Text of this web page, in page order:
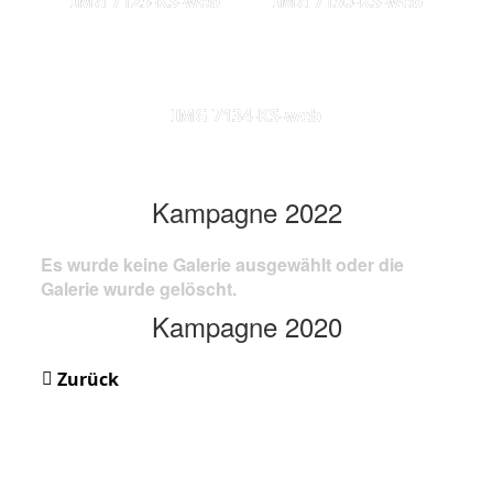
IMG 7134-KS-web
Kampagne 2022
Es wurde keine Galerie ausgewählt oder die
Galerie wurde gelöscht.
Kampagne 2020
Zurück